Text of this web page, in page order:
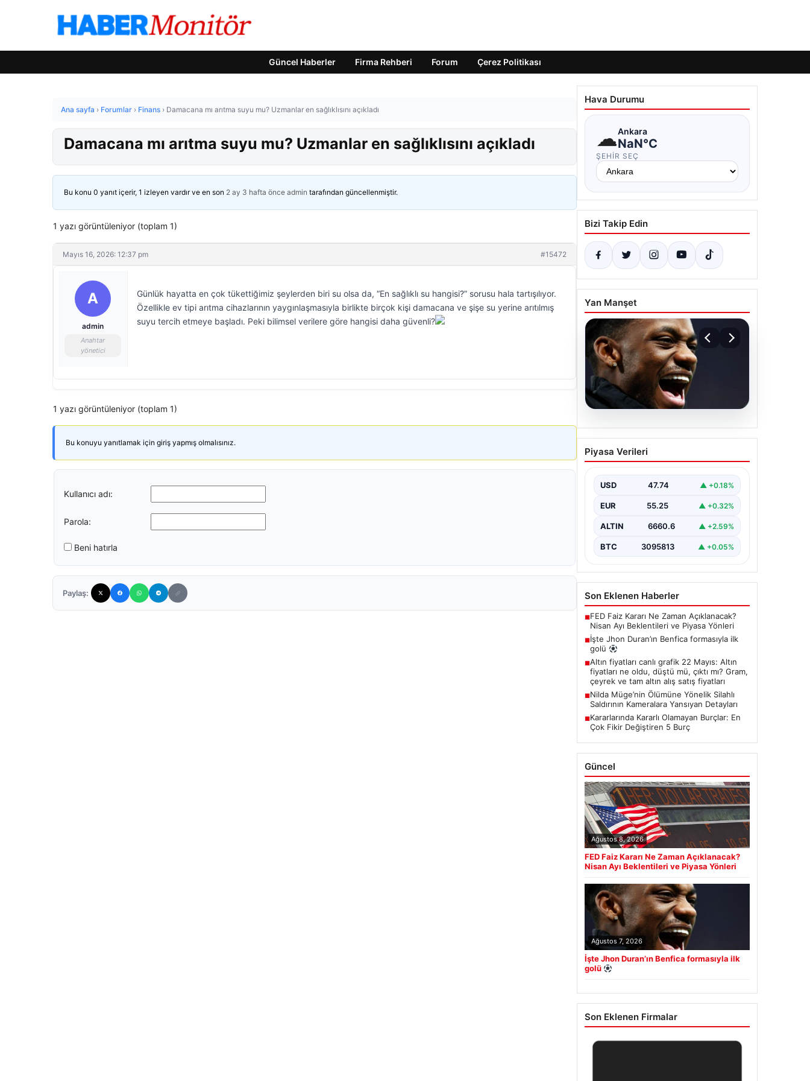
Güncel Haberler Firma Rehberi Forum Çerez Politikası
Ana sayfa › Forumlar › Finans › Damacana mı arıtma suyu mu? Uzmanlar en sağlıklısını açıkladı
Damacana mı arıtma suyu mu? Uzmanlar en sağlıklısını açıkladı
Bu konu 0 yanıt içerir, 1 izleyen vardır ve en son 2 ay 3 hafta önce admin tarafından güncellenmiştir.
1 yazı görüntüleniyor (toplam 1)
Mayıs 16, 2026: 12:37 pm #15472
A
admin
Anahtar
yönetici
Günlük hayatta en çok tükettiğimiz şeylerden biri su olsa da, “En sağlıklı su hangisi?” sorusu hala tartışılıyor.
Özellikle ev tipi arıtma cihazlarının yaygınlaşmasıyla birlikte birçok kişi damacana ve şişe su yerine arıtılmış
suyu tercih etmeye başladı. Peki bilimsel verilere göre hangisi daha güvenli?
1 yazı görüntüleniyor (toplam 1)
Bu konuyu yanıtlamak için giriş yapmış olmalısınız.
Kullanıcı adı:
Parola:
Beni hatırla
Paylaş:
Hava Durumu
☁Ankara
NaN°C
ŞEHIR SEÇ
Bizi Takip Edin
Yan Manşet
07.08.2026
İşte Jhon Duran’ın Benfica
formasıyla ilk golü
Piyasa Verileri
USD 47.74 ▲ +0.18%
EUR 55.25 ▲ +0.32%
ALTIN 6660.6 ▲ +2.59%
BTC 3095813 ▲ +0.05%
Son Eklenen Haberler
■FED Faiz Kararı Ne Zaman Açıklanacak?
Nisan Ayı Beklentileri ve Piyasa Yönleri
■İşte Jhon Duran’ın Benfica formasıyla ilk
golü
■Altın fiyatları canlı grafik 22 Mayıs: Altın
fiyatları ne oldu, düştü mü, çıktı mı? Gram,
çeyrek ve tam altın alış satış fiyatları
■Nilda Müge’nin Ölümüne Yönelik Silahlı
Saldırının Kameralara Yansıyan Detayları
■Kararlarında Kararlı Olamayan Burçlar: En
Çok Fikir Değiştiren 5 Burç
Güncel
Ağustos 8, 2026
FED Faiz Kararı Ne Zaman Açıklanacak?
Nisan Ayı Beklentileri ve Piyasa Yönleri
Ağustos 7, 2026
İşte Jhon Duran’ın Benfica formasıyla ilk
golü
Son Eklenen Firmalar